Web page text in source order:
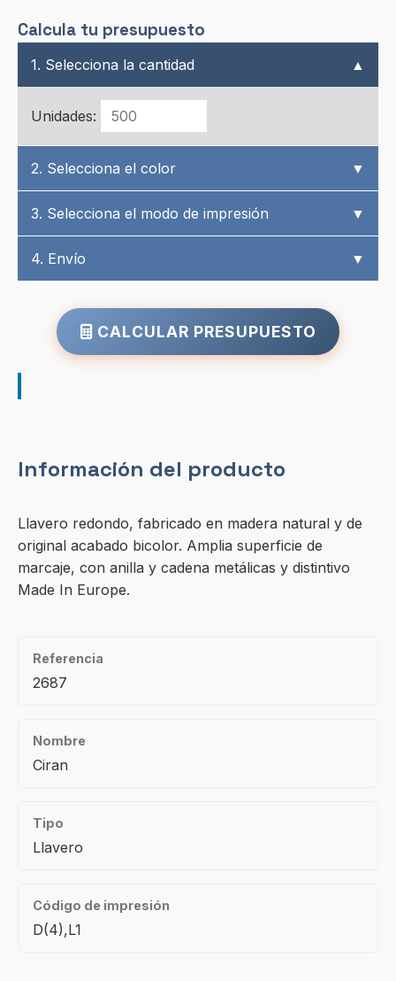
Calcula tu presupuesto
1. Selecciona la cantidad ▲
Unidades:
2. Selecciona el color ▼
3. Selecciona el modo de impresión ▼
4. Envío ▼
CALCULAR PRESUPUESTO
Información del producto
Llavero redondo, fabricado en madera natural y de
original acabado bicolor. Amplia superficie de
marcaje, con anilla y cadena metálicas y distintivo
Made In Europe.
Referencia
2687
Nombre
Ciran
Tipo
Llavero
Código de impresión
D(4),L1